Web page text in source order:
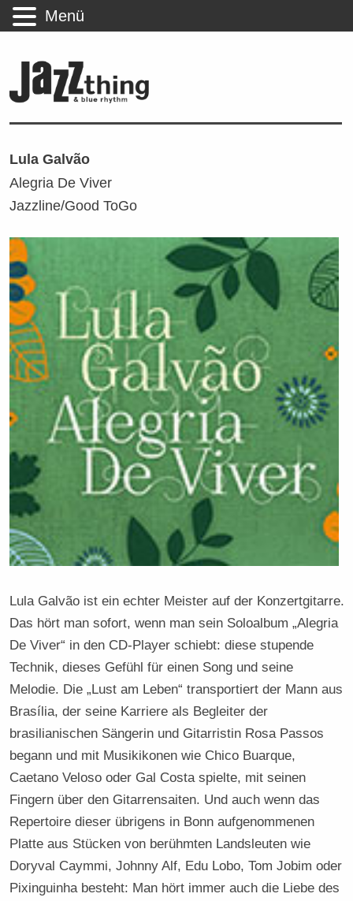
Lula Galvão
Alegria De Viver
Jazzline/Good ToGo
Lula Galvão ist ein echter Meister auf der Konzertgitarre.
Das hört man sofort, wenn man sein Soloalbum „Alegria
De Viver“ in den CD-Player schiebt: diese stupende
Technik, dieses Gefühl für einen Song und seine
Melodie. Die „Lust am Leben“ transportiert der Mann aus
Brasília, der seine Karriere als Begleiter der
brasilianischen Sängerin und Gitarristin Rosa Passos
begann und mit Musikikonen wie Chico Buarque,
Caetano Veloso oder Gal Costa spielte, mit seinen
Fingern über den Gitarrensaiten. Und auch wenn das
Repertoire dieser übrigens in Bonn aufgenommenen
Platte aus Stücken von berühmten Landsleuten wie
Doryval Caymmi, Johnny Alf, Edu Lobo, Tom Jobim oder
Pixinguinha besteht: Man hört immer auch die Liebe des
Menü